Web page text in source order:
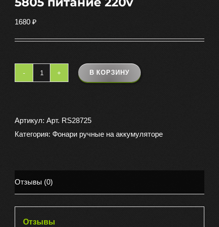
1680 ₽
Количество
аккумуляторный
арт
В КОРЗИНУ
Артикул: Арт. RS28725
Категория: Фонари ручные на аккумуляторе
Отзывы (0)
Отзывы